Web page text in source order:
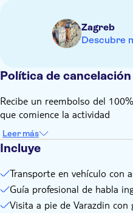
El traslado y regreso al
hoteles seleccionados. Los
Westin, Esplanade, Central,
Livris, International, Academia
informarán directamente
antes de la salida
Zagreb
Descubre
Política de cancelación
Recibe un reembolso del
que comience la actividad
Leer más
Incluye
Transporte en vehículo con
Guía profesional de habla
Visita a pie de Varazdin con